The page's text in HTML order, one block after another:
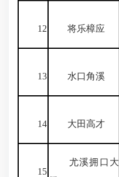
12 将乐樟应
13 水口角溪
14 大田高才
15
尤溪拥口大